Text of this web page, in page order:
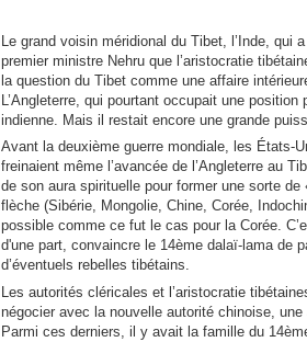
Le grand voisin méridional du Tibet, l’Inde , qui
premier ministre Nehru que l’aristocratie
la question du Tibet comme une affaire
L’Angleterre, qui pourtant occupait une position
indienne. Mais il restait encore une grande
Avant la deuxième guerre mondiale, les États-
freinaient même l’avancée de l’Angleterre au
de son aura spirituelle pour former une sorte
flèche (Sibérie, Mongolie, Chine, Corée,
possible comme ce fut le cas pour la Corée.
d'une part, convaincre le 14ème dalaï-lama de
d’éventuels rebelles tibétains.
Les autorités cléricales et l’aristocratie
négocier avec la nouvelle autorité chinoise,
Parmi ces derniers, il y avait la famille du